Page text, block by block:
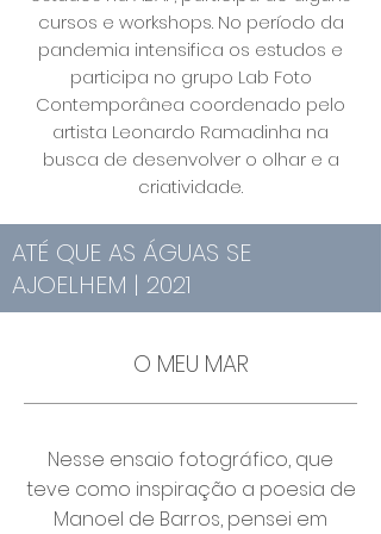
cursos e workshops. No período da
pandemia intensifica os estudos e
participa no grupo Lab Foto
Contemporânea coordenado pelo
artista Leonardo Ramadinha na
busca de desenvolver o olhar e a
criatividade.
ATÉ QUE AS ÁGUAS SE
AJOELHEM | 2021
O MEU MAR
Nesse ensaio fotográfico, que
teve como inspiração a poesia de
Manoel de Barros, pensei em